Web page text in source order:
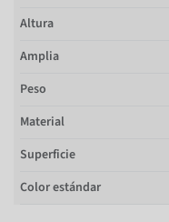
Altura
Amplia
Peso
Material
Superficie
Color estándar